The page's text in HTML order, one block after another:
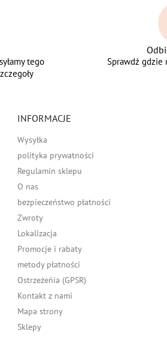
tego
Sprawdź gdzie
INFORMACJE
Wysyłka
polityka prywatności
Regulamin sklepu
O nas
bezpieczeństwo płatności
Zwroty
Lokalizacja
Promocje i rabaty
metody płatności
Ostrzeżeńia (GPSR)
Kontakt z nami
Mapa strony
Sklepy